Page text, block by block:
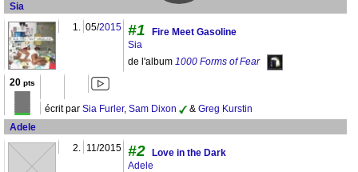
Sia
1. 05/2015 #1
Fire Meet Gasoline
Sia
de l'album 1000 Forms of Fear
20 pts
écrit par Sia Furler, Sam Dixon & Greg Kurstin
Adele
2. 11/2015 #2 Love in the Dark
Adele